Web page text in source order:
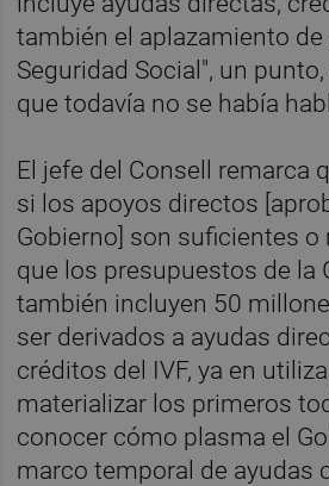
también el aplazamiento de
Seguridad Social", un
que todavía no se había
El jefe del Consell remarca
si los apoyos directos
Gobierno] son suficientes o
que los presupuestos de la
también incluyen 50
ser derivados a ayudas
créditos del IVF, ya en
materializar los primeros
conocer cómo plasma el
marco temporal de ayudas